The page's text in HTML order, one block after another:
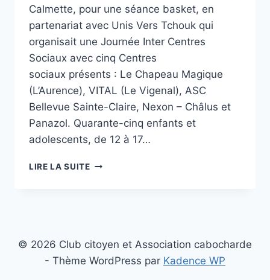
Calmette, pour une séance basket, en
partenariat avec Unis Vers Tchouk qui
organisait une Journée Inter Centres
Sociaux avec cinq Centres
sociaux présents : Le Chapeau Magique
(L’Aurence), VITAL (Le Vigenal), ASC
Bellevue Sainte-Claire, Nexon – Châlus et
Panazol. Quarante-cinq enfants et
adolescents, de 12 à 17…
LIRE LA SUITEA
QUARTIERS,
BASKET,
SOURIRES,
© 2026 Club citoyen et Association cabocharde
- Thème WordPress par Kadence WP